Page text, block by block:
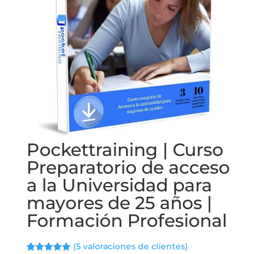
Pockettraining | Curso
Preparatorio de acceso
a la Universidad para
mayores de 25 años |
Formación Profesional
(5 valoraciones de clientes)